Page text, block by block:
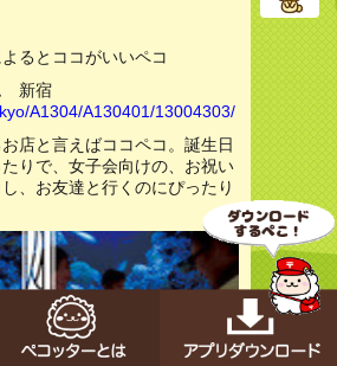
るとココがいいペコ
新宿
A1304/A130401/13004303/
店と言えばココペコ。誕生日
りで、女子会向けの、お祝い
、お友達と行くのにぴったり